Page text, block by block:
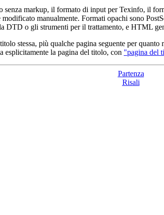
senza markup, il formato di input per Texinfo, il
manualmente. Formati opachi sono
o gli strumenti per il trattamento, e HTML
stessa, più qualche pagina seguente per
esplicitamente la pagina del titolo, con "pagina del
Partenza
Risali